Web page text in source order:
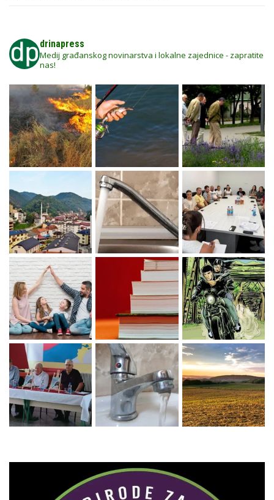
drinapress
Medij građanskog novinarstva i lokalne zajednice - zapratite
nas!